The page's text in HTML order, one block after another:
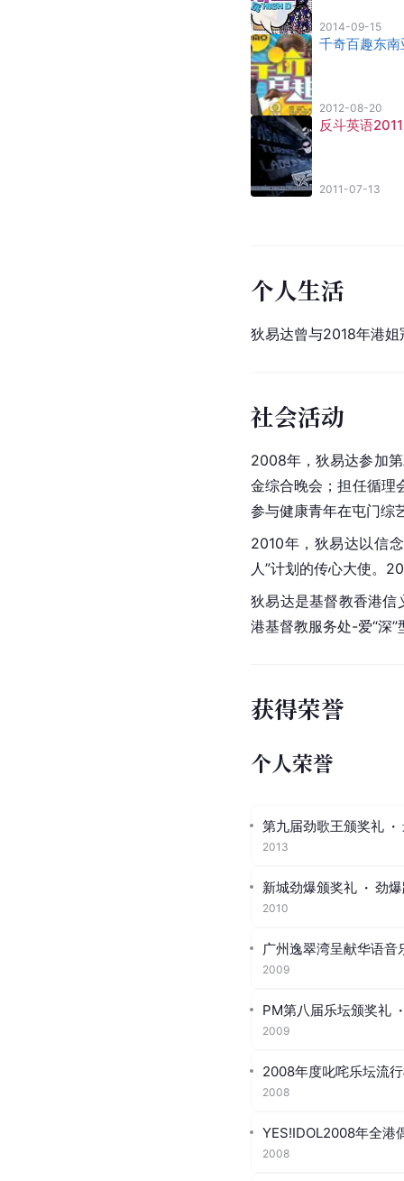
2014-09-15
千奇百趣东南
2012-08-20
反斗英语2011
2011-07-13
个人生活
狄易达曾与2018年港姐
社会活动
2008年，狄易达参加
金综合晚会；担任循理
参与健康青年在屯门综
2010年，狄易达以信
人”计划的传心大使。
狄易达是基督教香港信
港基督教服务处-爱“深
获得荣誉
个人荣誉
第九届劲歌王颁奖礼 ·
2013
新城劲爆颁奖礼 · 劲
2010
广州逸翠湾呈献华语音
2009
PM第八届乐坛颁奖礼 ·
2009
2008年度叱咤乐坛流
2008
YES!IDOL2008年全港
2008